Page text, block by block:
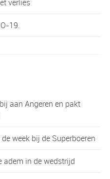
verlies
19.
aan Angeren en pakt
week bij de Superboeren
adem in de wedstrijd